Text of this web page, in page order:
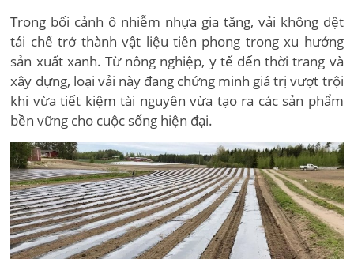
Trong bối cảnh ô nhiễm nhựa gia tăng, vải không dệt
tái chế trở thành vật liệu tiên phong trong xu hướng
sản xuất xanh. Từ nông nghiệp, y tế đến thời trang và
xây dựng, loại vải này đang chứng minh giá trị vượt trội
khi vừa tiết kiệm tài nguyên vừa tạo ra các sản phẩm
bền vững cho cuộc sống hiện đại.